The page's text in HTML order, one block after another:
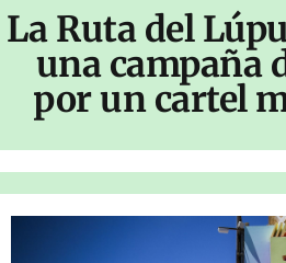
La Ruta del
una campaña
por un cartel